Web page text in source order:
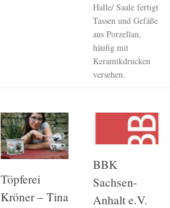
Halle/ Saale fertigt
Tassen und Gefäße
aus Porzellan,
häufig mit
Keramikdrucken
versehen.
Töpferei
Kröner – Tina
BBK
Sachsen-
Anhalt e.V.